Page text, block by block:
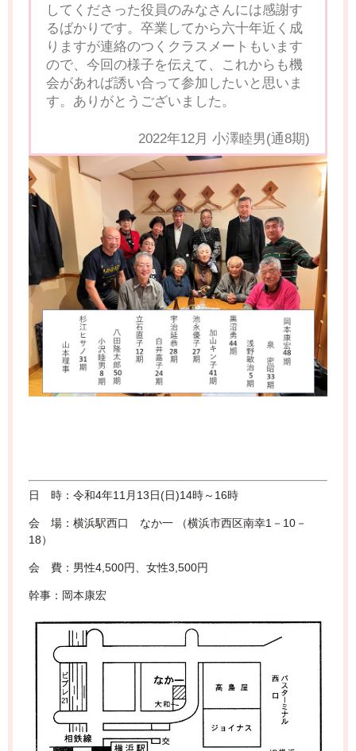
してくださった役員のみなさんには感謝す
るばかりです。卒業してから六十年近く成
りますが連絡のつくクラスメートもいます
ので、今回の様子を伝えて、これからも機
会があれば誘い合って参加したいと思いま
す。ありがとうございました。
2022年12月 小澤睦男(通8期)
日 時：令和4年11月13日(日)14時～16時
会 場：横浜駅西口 なか一 （横浜市西区南幸1－10－
18）
会 費：男性4,500円、女性3,500円
幹事：岡本康宏